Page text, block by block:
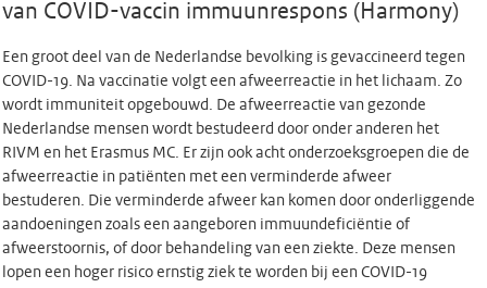
van COVID-vaccin immuunrespons (Harmony)
Een groot deel van de Nederlandse bevolking is gevaccineerd tegen
COVID-19. Na vaccinatie volgt een afweerreactie in het lichaam. Zo
wordt immuniteit opgebouwd. De afweerreactie van gezonde
Nederlandse mensen wordt bestudeerd door onder anderen het
RIVM en het Erasmus MC. Er zijn ook acht onderzoeksgroepen die de
afweerreactie in patiënten met een verminderde afweer
bestuderen. Die verminderde afweer kan komen door onderliggende
aandoeningen zoals een aangeboren immuundeficiëntie of
afweerstoornis, of door behandeling van een ziekte. Deze mensen
lopen een hoger risico ernstig ziek te worden bij een COVID-19